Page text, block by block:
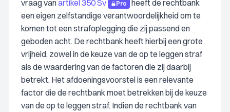
vraag vanartikel 350 Sv Pro
heeft de rechtbank
een eigen zelfstandige verantwoordelijkheid om te
komen tot een strafoplegging die zij passend en
geboden acht. De rechtbank heeft hierbij een grote
vrijheid, zowel in de keuze van de op te leggen straf
als de waardering van de factoren die zij daarbij
betrekt. Het afdoeningsvoorstel is een relevante
factor die de rechtbank moet betrekken bij de keuze
van de op te leggen straf. Indien de rechtbank van